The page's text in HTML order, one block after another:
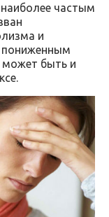
частым
и
пониженным
может быть и